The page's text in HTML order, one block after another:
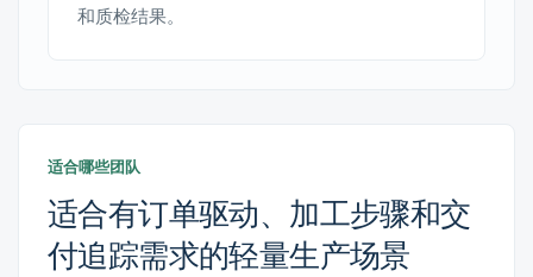
和质检结果。
适合哪些团队
适合有订单驱动、加工步骤和交
付追踪需求的轻量生产场景